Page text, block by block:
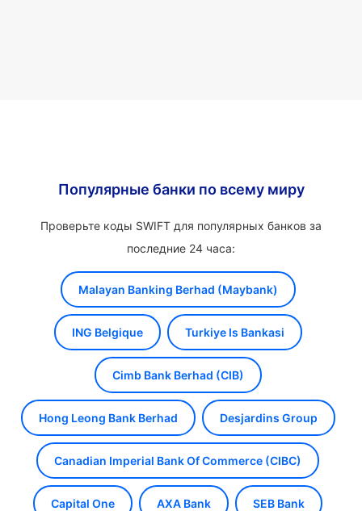
Популярные банки по всему миру
Проверьте коды SWIFT для популярных банков за
последние 24 часа:
Malayan Banking Berhad (Maybank)
ING Belgique Turkiye Is Bankasi
Cimb Bank Berhad (CIB)
Hong Leong Bank Berhad Desjardins Group
Canadian Imperial Bank Of Commerce (CIBC)
Capital One AXA Bank SEB Bank